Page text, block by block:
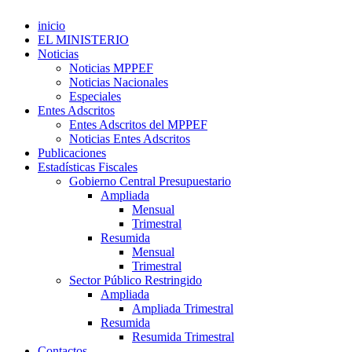
inicio
EL MINISTERIO
Noticias
Noticias MPPEF
Noticias Nacionales
Especiales
Entes Adscritos
Entes Adscritos del MPPEF
Noticias Entes Adscritos
Publicaciones
Estadísticas Fiscales
Gobierno Central Presupuestario
Ampliada
Mensual
Trimestral
Resumida
Mensual
Trimestral
Sector Público Restringido
Ampliada
Ampliada Trimestral
Resumida
Resumida Trimestral